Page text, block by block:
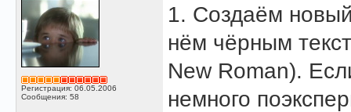
Регистрация: 06.05.2006
Сообщения: 58
1. Создаём
нём чёрным
New Roman).
немного